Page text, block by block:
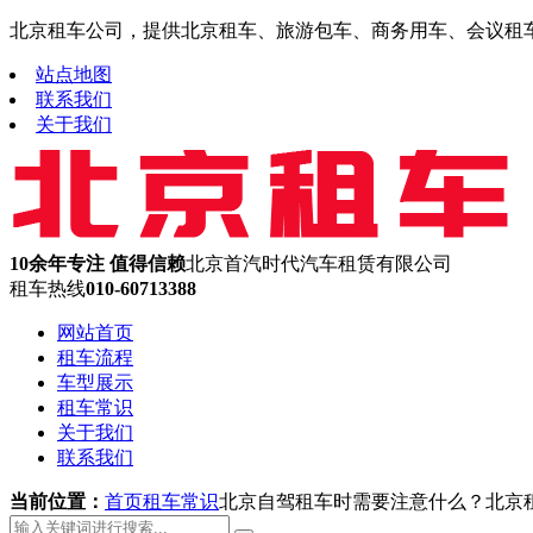
北京租车公司，提供北京租车、旅游包车、商务用车、会议
站点地图
联系我们
关于我们
10余年专注 值得信赖北京首汽时代汽车租赁有限公司
租车热线010-60713388
网站首页
租车流程
车型展示
租车常识
关于我们
联系我们
当前位置： 首页租车常识北京自驾租车时需要注意什么？北京